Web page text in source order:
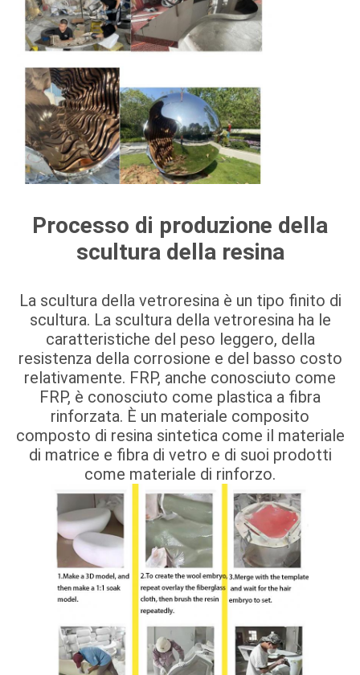
Processo di produzione della
scultura della resina
La scultura della vetroresina è un tipo finito di
scultura. La scultura della vetroresina ha le
caratteristiche del peso leggero, della
resistenza della corrosione e del basso costo
relativamente. FRP, anche conosciuto come
FRP, è conosciuto come plastica a fibra
rinforzata. È un materiale composito
composto di resina sintetica come il materiale
di matrice e fibra di vetro e di suoi prodotti
come materiale di rinforzo.